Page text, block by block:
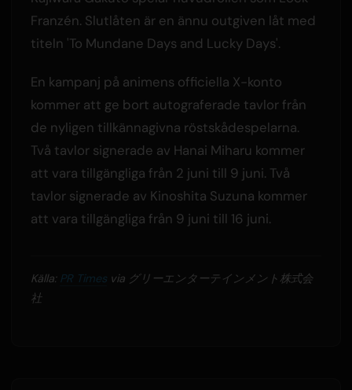
Franzén. Slutlåten är en ännu outgiven låt med
titeln 'To Mundane Days and Lucky Days'.
En kampanj på animens officiella X-konto
kommer att ge bort autograferade tavlor från
de nyligen tillkännagivna röstskådespelarna.
Två tavlor signerade av Hanai Miharu kommer
att vara tillgängliga från 2 juni till 9 juni. Två
tavlor signerade av Kinoshita Suzuna kommer
att vara tillgängliga från 9 juni till 16 juni.
Källa: PR Timesvia グリーエンターテインメント株式会
社